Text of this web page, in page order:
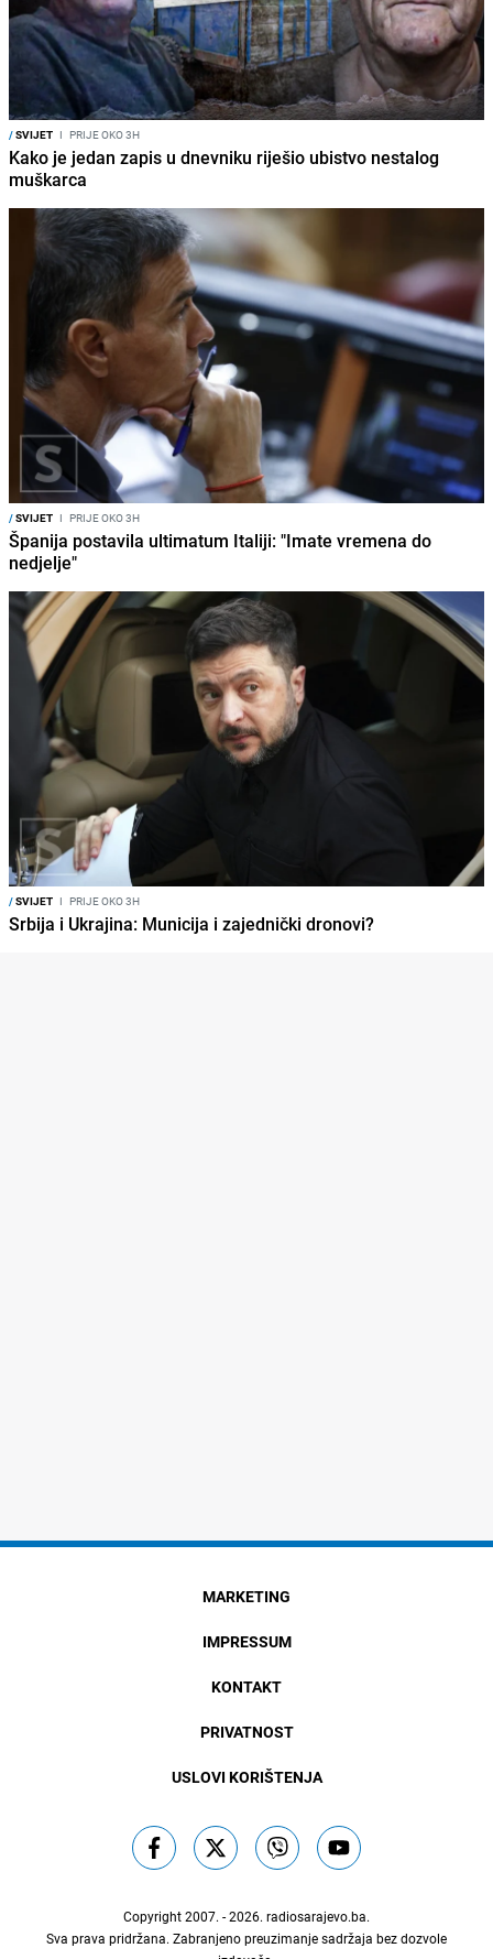
/SVIJET I PRIJE OKO 3H
Kako je jedan zapis u dnevniku riješio ubistvo nestalog
muškarca
/SVIJET I PRIJE OKO 3H
Španija postavila ultimatum Italiji: "Imate vremena do
nedjelje"
/SVIJET I PRIJE OKO 3H
Srbija i Ukrajina: Municija i zajednički dronovi?
MARKETING
IMPRESSUM
KONTAKT
PRIVATNOST
USLOVI KORIŠTENJA
Copyright 2007. - 2026. radiosarajevo.ba.
Sva prava pridržana. Zabranjeno preuzimanje sadržaja bez dozvole